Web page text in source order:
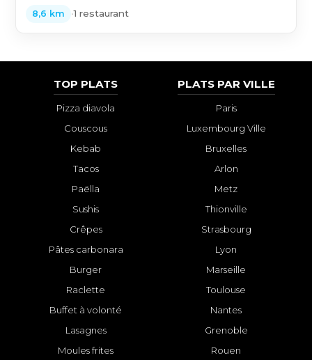
8,6 km •1 restaurant
TOP PLATS
Pizza diavola
Couscous
Kebab
Tacos
Paëlla
Sushis
Crêpes
Pâtes carbonara
Burger
Raclette
Buffet à volonté
Lasagnes
Moules frites
PLATS PAR VILLE
Paris
Luxembourg Ville
Bruxelles
Arlon
Metz
Thionville
Strasbourg
Lyon
Marseille
Toulouse
Nantes
Grenoble
Rouen